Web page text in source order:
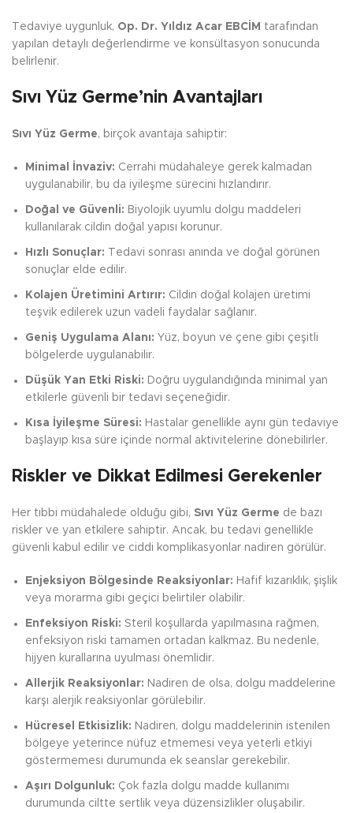
Tedaviye uygunluk, Op. Dr. Yıldız Acar EBCİM tarafından
yapılan detaylı değerlendirme ve konsültasyon sonucunda
belirlenir.
Sıvı Yüz Germe’nin Avantajları
Sıvı Yüz Germe, birçok avantaja sahiptir:
Minimal İnvaziv: Cerrahi müdahaleye gerek kalmadan
uygulanabilir, bu da iyileşme sürecini hızlandırır.
Doğal ve Güvenli: Biyolojik uyumlu dolgu maddeleri
kullanılarak cildin doğal yapısı korunur.
Hızlı Sonuçlar: Tedavi sonrası anında ve doğal görünen
sonuçlar elde edilir.
Kolajen Üretimini Artırır: Cildin doğal kolajen üretimi
teşvik edilerek uzun vadeli faydalar sağlanır.
Geniş Uygulama Alanı: Yüz, boyun ve çene gibi çeşitli
bölgelerde uygulanabilir.
Düşük Yan Etki Riski: Doğru uygulandığında minimal yan
etkilerle güvenli bir tedavi seçeneğidir.
Kısa İyileşme Süresi: Hastalar genellikle aynı gün tedaviye
başlayıp kısa süre içinde normal aktivitelerine dönebilirler.
Riskler ve Dikkat Edilmesi Gerekenler
Her tıbbi müdahalede olduğu gibi, Sıvı Yüz Germe de bazı
riskler ve yan etkilere sahiptir. Ancak, bu tedavi genellikle
güvenli kabul edilir ve ciddi komplikasyonlar nadiren görülür.
Enjeksiyon Bölgesinde Reaksiyonlar: Hafif kızarıklık, şişlik
veya morarma gibi geçici belirtiler olabilir.
Enfeksiyon Riski: Steril koşullarda yapılmasına rağmen,
enfeksiyon riski tamamen ortadan kalkmaz. Bu nedenle,
hijyen kurallarına uyulması önemlidir.
Allerjik Reaksiyonlar: Nadiren de olsa, dolgu maddelerine
karşı alerjik reaksiyonlar görülebilir.
Hücresel Etkisizlik: Nadiren, dolgu maddelerinin istenilen
bölgeye yeterince nüfuz etmemesi veya yeterli etkiyi
göstermemesi durumunda ek seanslar gerekebilir.
Aşırı Dolgunluk: Çok fazla dolgu madde kullanımı
durumunda ciltte sertlik veya düzensizlikler oluşabilir.